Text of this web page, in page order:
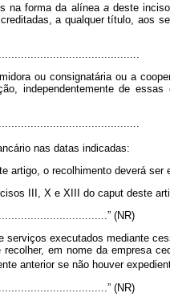
na forma da alínea adeste
a qualquer título, aos
ou consignatária ou a
independentemente de
nas datas indicadas:
artigo, o recolhimento deverá
III, X e XIII do caput deste
(NR)
serviços executados mediante
em nome da empresa
anterior se não houver
(NR)